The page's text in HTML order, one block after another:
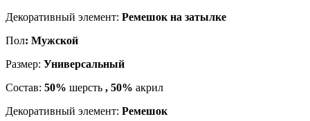
Декоративный элемент: Ремешок на затылке
Пол: Мужской
Размер: Универсальный
Состав: 50% шерсть , 50% акрил
Декоративный элемент: Ремешок